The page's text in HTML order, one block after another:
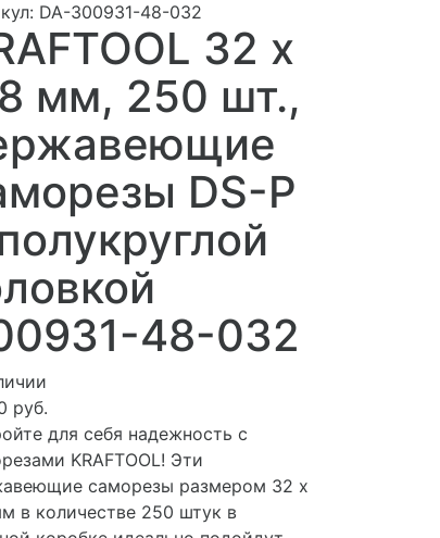
DA-300931-48-032
32 х
мм, 250 шт.,
DS-P
48-032
руб.
для себя надежность с
KRAFTOOL! Эти
саморезы размером 32 х
в количестве 250 штук в